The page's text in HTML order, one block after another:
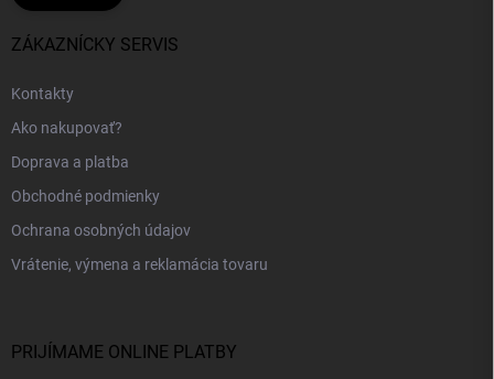
ZÁKAZNÍCKY SERVIS
Kontakty
Ako nakupovať?
Doprava a platba
Obchodné podmienky
Ochrana osobných údajov
Vrátenie, výmena a reklamácia tovaru
PRIJÍMAME ONLINE PLATBY